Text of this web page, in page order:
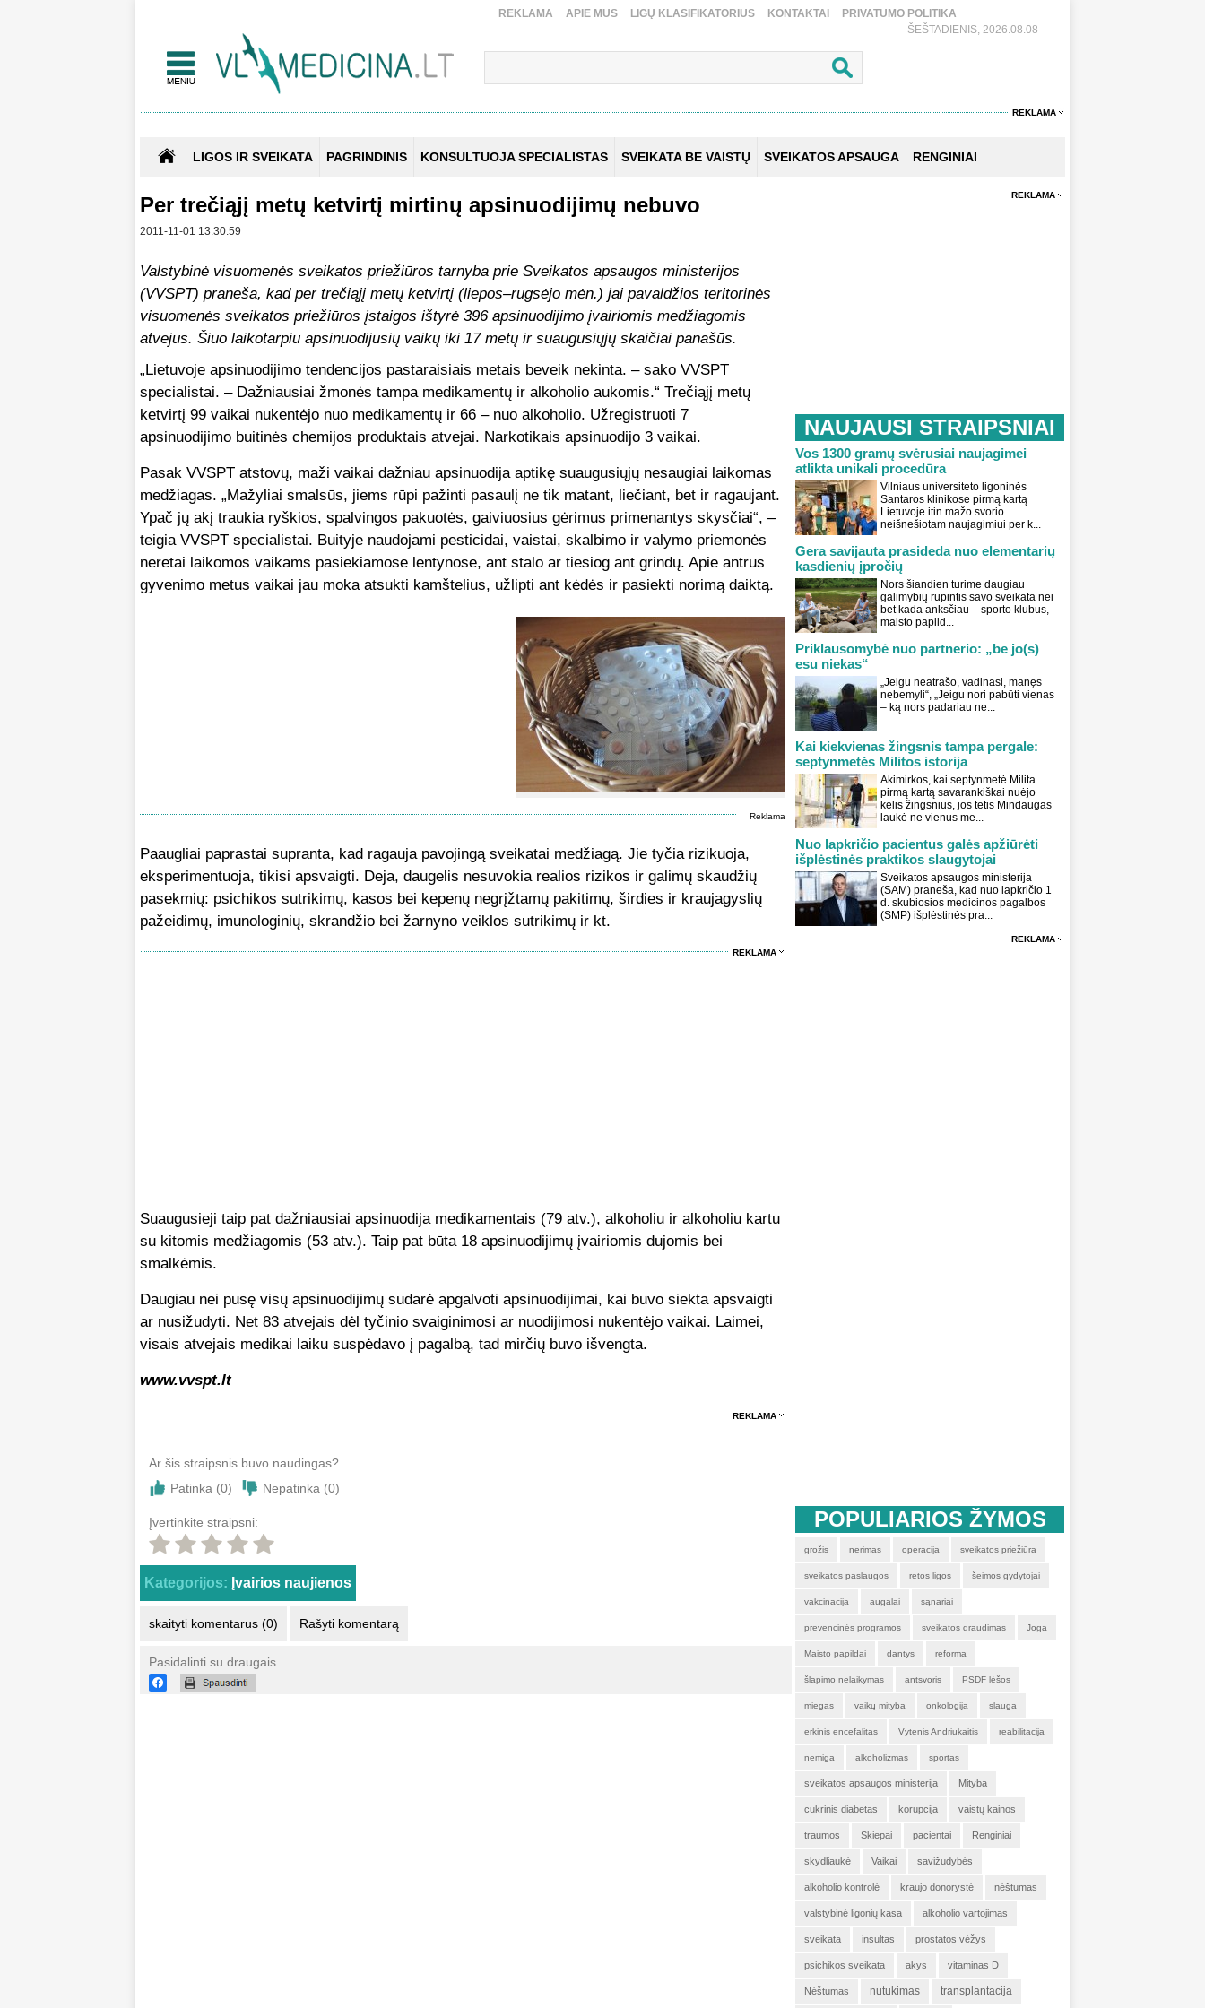
REKLAMA APIE MUS LIGŲ KLASIFIKATORIUS KONTAKTAI
PRIVATUMO POLITIKA
ŠEŠTADIENIS, 2026.08.08
REKLAMA
LIGOS IR SVEIKATA PAGRINDINIS KONSULTUOJA SPECIALISTAS SVEIKATA BE VAISTŲ SVEIKATOS APSAUGA RENGINIAI
Per trečiąjį metų ketvirtį mirtinų apsinuodijimų nebuvo
2011-11-01 13:30:59
Valstybinė visuomenės sveikatos priežiūros tarnyba prie Sveikatos apsaugos ministerijos
(VVSPT) praneša, kad per trečiąjį metų ketvirtį (liepos–rugsėjo mėn.) jai pavaldžios teritorinės
visuomenės sveikatos priežiūros įstaigos ištyrė 396 apsinuodijimo įvairiomis medžiagomis
atvejus. Šiuo laikotarpiu apsinuodijusių vaikų iki 17 metų ir suaugusiųjų skaičiai panašūs.
„Lietuvoje apsinuodijimo tendencijos pastaraisiais metais beveik nekinta. – sako VVSPT
specialistai. – Dažniausiai žmonės tampa medikamentų ir alkoholio aukomis.“ Trečiąjį metų
ketvirtį 99 vaikai nukentėjo nuo medikamentų ir 66 – nuo alkoholio. Užregistruoti 7
apsinuodijimo buitinės chemijos produktais atvejai. Narkotikais apsinuodijo 3 vaikai.
Pasak VVSPT atstovų, maži vaikai dažniau apsinuodija aptikę suaugusiųjų nesaugiai laikomas
medžiagas. „Mažyliai smalsūs, jiems rūpi pažinti pasaulį ne tik matant, liečiant, bet ir ragaujant.
Ypač jų akį traukia ryškios, spalvingos pakuotės, gaiviuosius gėrimus primenantys skysčiai“, –
teigia VVSPT specialistai. Buityje naudojami pesticidai, vaistai, skalbimo ir valymo priemonės
neretai laikomos vaikams pasiekiamose lentynose, ant stalo ar tiesiog ant grindų. Apie antrus
gyvenimo metus vaikai jau moka atsukti kamštelius, užlipti ant kėdės ir pasiekti norimą daiktą.
Reklama
Paaugliai paprastai supranta, kad ragauja pavojingą sveikatai medžiagą. Jie tyčia rizikuoja,
eksperimentuoja, tikisi apsvaigti. Deja, daugelis nesuvokia realios rizikos ir galimų skaudžių
pasekmių: psichikos sutrikimų, kasos bei kepenų negrįžtamų pakitimų, širdies ir kraujagyslių
pažeidimų, imunologinių, skrandžio bei žarnyno veiklos sutrikimų ir kt.
REKLAMA
Suaugusieji taip pat dažniausiai apsinuodija medikamentais (79 atv.), alkoholiu ir alkoholiu kartu
su kitomis medžiagomis (53 atv.). Taip pat būta 18 apsinuodijimų įvairiomis dujomis bei
smalkėmis.
Daugiau nei pusę visų apsinuodijimų sudarė apgalvoti apsinuodijimai, kai buvo siekta apsvaigti
ar nusižudyti. Net 83 atvejais dėl tyčinio svaiginimosi ar nuodijimosi nukentėjo vaikai. Laimei,
visais atvejais medikai laiku suspėdavo į pagalbą, tad mirčių buvo išvengta.
www.vvspt.lt
REKLAMA
Ar šis straipsnis buvo naudingas?
Patinka (0) Nepatinka (0)
Įvertinkite straipsni:
Kategorijos: Įvairios naujienos
skaityti komentarus (0) Rašyti komentarą
Pasidalinti su draugais
REKLAMA
NAUJAUSI STRAIPSNIAI
Vos 1300 gramų svėrusiai naujagimei
atlikta unikali procedūra
Vilniaus universiteto ligoninės
Santaros klinikose pirmą kartą
Lietuvoje itin mažo svorio
neišnešiotam naujagimiui per k...
Gera savijauta prasideda nuo elementarių
kasdienių įpročių
Nors šiandien turime daugiau
galimybių rūpintis savo sveikata nei
bet kada anksčiau – sporto klubus,
maisto papild...
Priklausomybė nuo partnerio: „be jo(s)
esu niekas“
„Jeigu neatrašo, vadinasi, manęs
nebemyli“, „Jeigu nori pabūti vienas
– ką nors padariau ne...
Kai kiekvienas žingsnis tampa pergale:
septynmetės Militos istorija
Akimirkos, kai septynmetė Milita
pirmą kartą savarankiškai nuėjo
kelis žingsnius, jos tėtis Mindaugas
laukė ne vienus me...
Nuo lapkričio pacientus galės apžiūrėti
išplėstinės praktikos slaugytojai
Sveikatos apsaugos ministerija
(SAM) praneša, kad nuo lapkričio 1
d. skubiosios medicinos pagalbos
(SMP) išplėstinės pra...
REKLAMA
POPULIARIOS ŽYMOS
grožis nerimas operacija sveikatos priežiūra
sveikatos paslaugos retos ligos šeimos gydytojai
vakcinacija augalai sąnariai
prevencinės programos sveikatos draudimas Joga
Maisto papildai dantys reforma
šlapimo nelaikymas antsvoris PSDF lėšos
miegas vaikų mityba onkologija slauga
erkinis encefalitas Vytenis Andriukaitis reabilitacija
nemiga alkoholizmas sportas
sveikatos apsaugos ministerija Mityba
cukrinis diabetas korupcija vaistų kainos
traumos Skiepai pacientai Renginiai
skydliaukė Vaikai savižudybės
alkoholio kontrolė kraujo donorystė nėštumas
valstybinė ligonių kasa alkoholio vartojimas
sveikata insultas prostatos vėžys
psichikos sveikata akys vitaminas D
Nėštumas nutukimas transplantacija